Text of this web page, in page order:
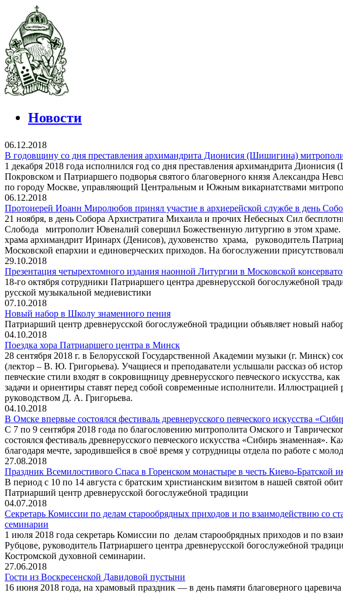
Новости
06.12.2018
В годовщину со дня преставления архимандрита Дионисия (Шишигина)
1 декабря 2018 года исполнился год со дня преставления архимандрита
Покровском и Патриаршего подворья святого благоверного князя Александра
по городу Москве, управляющий Центральным и Южным викариатствами
06.12.2018
Протоиерей Иоанн Миролюбов принял участие в архиерейской службе в день
21 ноября, в день Собора Архистратига Михаила и прочих Небесных Сил
Слобода митрополит Ювеналий совершил Божественную литургию в этом
храма архимандрит Иринарх (Денисов), духовенство храма, руководитель
Московской епархии и единоверческих приходов. На богослужении
29.10.2018
Презентация четырехтомного издания наонной Литургии в Московской
18-го октября сотрудники Патриаршего центра древнерусской богослужебной
русской музыкальной медиевистики
07.10.2018
Новый набор в Школу знаменного пения
Патриарший центр древнерусской богослужебной традиции объявляет новый
04.10.2018
Поездка хора Патриаршего центра в Минск
28 сентября 2018 г. в Белорусской Государственной Академии музыки (г. Минск)
(лектор – В. Ю. Григорьева). Учащиеся и преподаватели услышали рассказ об
певческие стили входят в сокровищницу древнерусского певческого искусства,
задачи и ориентиры ставят перед собой современные исполнители.
руководством Д. А. Григорьева.
04.10.2018
В Омске впервые состоялся фестиваль древнерусского певческого искусства
С 7 по 9 сентября 2018 года по благословению митрополита Омского и
состоялся фестиваль древнерусского певческого искусства «Сибирь знаменная».
благодаря мечте, зародившейся в своё время у сотрудницы отдела по работе с
27.08.2018
Праздник Всемилостивого Спаса в Горенском монастыре в честь Киево-Братской
В период с 10 по 14 августа с братским христианским визитом в нашей святой
Патриарший центр древнерусской богослужебной традиции
04.07.2018
Секретарь Комиссии по делам старообрядных приходов и по взаимодействию со
семинарии
1 июля 2018 года секретарь Комиссии по делам старообрядных приходов и по
Рубцове, руководитель Патриаршего центра древнерусской богослужебной
Костромской духовной семинарии.
27.06.2018
Гости из Воскресенской Давидовой пустыни
16 июня 2018 года, на храмовый праздник — в день памяти благоверного